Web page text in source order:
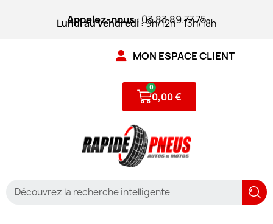
Appelez-nous: 03.83.89.77.75
Lundi au vendredi :9h/12h - 13h/18h
MON ESPACE CLIENT
0,00 €